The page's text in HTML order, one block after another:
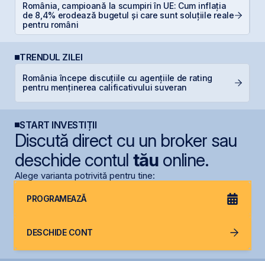
România, campioană la scumpiri în UE: Cum inflația
de 8,4% erodează bugetul și care sunt soluțiile reale
pentru români
TRENDUL ZILEI
România începe discuțiile cu agențiile de rating
pentru menținerea calificativului suveran
START INVESTIȚII
Discută direct cu un broker sau
deschide contul tăuonline.
Alege varianta potrivită pentru tine:
PROGRAMEAZĂ
DESCHIDE CONT